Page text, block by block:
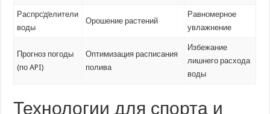
Распрс̕д̕елители
воды
Орошение растений
Равномерное
увлажнение
Прогноз погоды
(по API)
Оптимизация расписания
полива
Избежание
лишнего расхода
воды
Технологии для спорта и